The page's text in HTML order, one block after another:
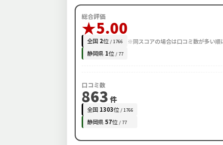
総合評価
★5.00
全国 2位 / 1766
静岡県 1位 / 77
※同スコアの場合は口コミ数が多い順
口コミ数
863 件
全国 1303位 / 1766
静岡県57位 / 77